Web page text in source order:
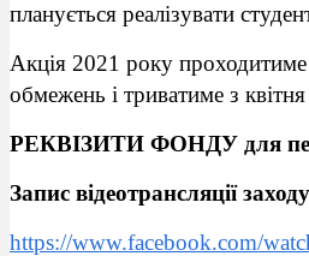
планується реалізувати
Акція 2021 року
обмежень і триватиме з
РЕКВІЗИТИ ФОНДУ для
Запис відеотрансляції заходу
https://www.facebook.com/